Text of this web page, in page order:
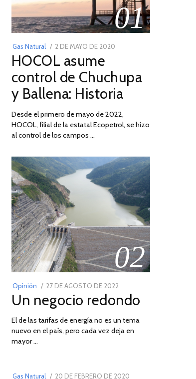
01
Gas Natural
POSTED
ON
2 DE MAYO DE 2020
DE
2026
HOCOL asume
control de Chuchupa
y Ballena: Historia
Desde el primero de mayo de 2022,
HOCOL, filial de la estatal Ecopetrol, se hizo
al control de los campos …
02
Opinión
POSTED
ON
27 DE AGOSTO DE 2022
DE
DE
2022
Un negocio redondo
El de las tarifas de energía no es un tema
nuevo en el país, pero cada vez deja en
mayor …
Gas Natural
POSTED
20 DE FEBRERO DE 2020